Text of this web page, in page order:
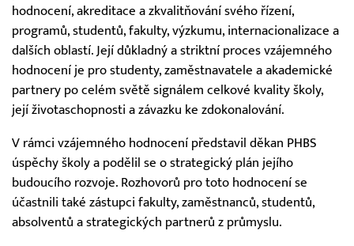
hodnocení, akreditace a zkvalitňování svého řízení,
programů, studentů, fakulty, výzkumu, internacionalizace a
dalších oblastí. Její důkladný a striktní proces vzájemného
hodnocení je pro studenty, zaměstnavatele a akademické
partnery po celém světě signálem celkové kvality školy,
její životaschopnosti a závazku ke zdokonalování.
V rámci vzájemného hodnocení představil děkan PHBS
úspěchy školy a podělil se o strategický plán jejího
budoucího rozvoje. Rozhovorů pro toto hodnocení se
účastnili také zástupci fakulty, zaměstnanců, studentů,
absolventů a strategických partnerů z průmyslu.